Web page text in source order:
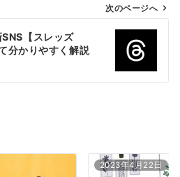
次のページへ
SNS【スレッズ
分かりやすく解説
2023年4月22日